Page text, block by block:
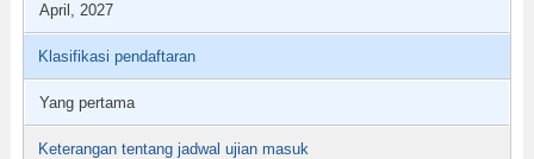
April, 2027
Klasifikasi pendaftaran
Yang pertama
Keterangan tentang jadwal ujian masuk